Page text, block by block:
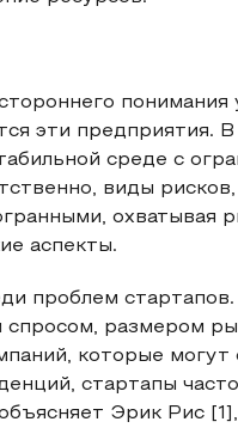
понимания
эти предприятия.
среде с
виды
охватывая
аспекты.
проблем
размером
которые могут
стартапы
Эрик Рис